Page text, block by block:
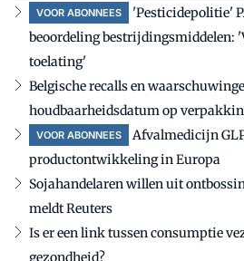
VOOR ABONNEES
'Pesticidepolitie'
beoordeling bestrijdingsmiddelen:
toelating'
Belgische recalls en
houdbaarheidsdatum op
VOOR ABONNEES
Afvalmedicijn
productontwikkeling in Europa
Sojahandelaren willen uit
meldt Reuters
Is er een link tussen consumptie
gezondheid?